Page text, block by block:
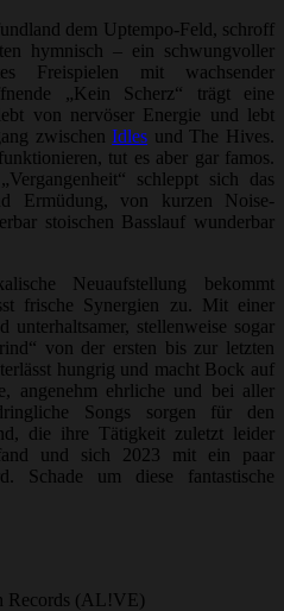
dem Uptempo-Feld, schroff
hymnisch – ein schwungvoller
Freispielen mit wachsender
„Kein Scherz“ trägt eine
von nervöser Energie und lebt
zwischenIdles und The Hives.
tut es aber gar famos.
schleppt sich das
Ermüdung, von kurzen Noise-
stoischen Basslauf wunderbar
Neuaufstellung bekommt
frische Synergien zu. Mit einer
unterhaltsamer, stellenweise sogar
von der ersten bis zur letzten
hungrig und macht Bock auf
angenehm ehrliche und bei aller
Songs sorgen für den
die ihre Tätigkeit zuletzt leider
und sich 2023 mit ein paar
Schade um diese fantastische
Records (AL!VE)